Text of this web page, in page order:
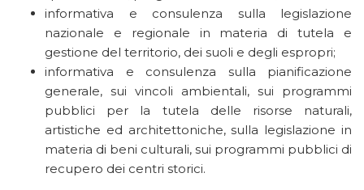
informativa e consulenza sulla legislazione
nazionale e regionale in materia di tutela e
gestione del territorio, dei suoli e degli espropri;
informativa e consulenza sulla pianificazione
generale, sui vincoli ambientali, sui programmi
pubblici per la tutela delle risorse naturali,
artistiche ed architettoniche, sulla legislazione in
materia di beni culturali, sui programmi pubblici di
recupero dei centri storici.